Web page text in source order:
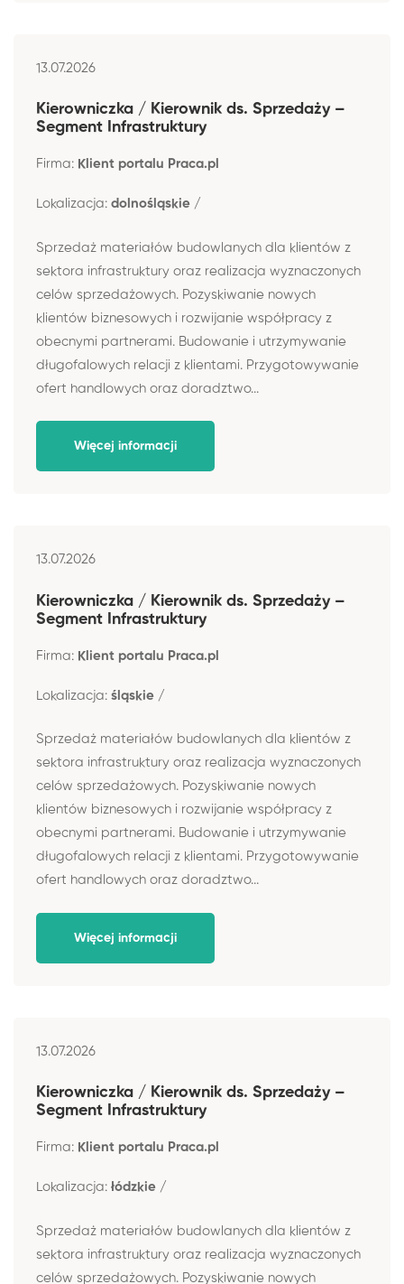
13.07.2026
Kierowniczka / Kierownik ds. Sprzedaży –
Segment Infrastruktury
Firma: Klient portalu Praca.pl
Lokalizacja: dolnośląskie /
Sprzedaż materiałów budowlanych dla klientów z
sektora infrastruktury oraz realizacja wyznaczonych
celów sprzedażowych. Pozyskiwanie nowych
klientów biznesowych i rozwijanie współpracy z
obecnymi partnerami. Budowanie i utrzymywanie
długofalowych relacji z klientami. Przygotowywanie
ofert handlowych oraz doradztwo...
Więcej informacji
13.07.2026
Kierowniczka / Kierownik ds. Sprzedaży –
Segment Infrastruktury
Firma: Klient portalu Praca.pl
Lokalizacja: śląskie /
Sprzedaż materiałów budowlanych dla klientów z
sektora infrastruktury oraz realizacja wyznaczonych
celów sprzedażowych. Pozyskiwanie nowych
klientów biznesowych i rozwijanie współpracy z
obecnymi partnerami. Budowanie i utrzymywanie
długofalowych relacji z klientami. Przygotowywanie
ofert handlowych oraz doradztwo...
Więcej informacji
13.07.2026
Kierowniczka / Kierownik ds. Sprzedaży –
Segment Infrastruktury
Firma: Klient portalu Praca.pl
Lokalizacja: łódzkie /
Sprzedaż materiałów budowlanych dla klientów z
sektora infrastruktury oraz realizacja wyznaczonych
celów sprzedażowych. Pozyskiwanie nowych